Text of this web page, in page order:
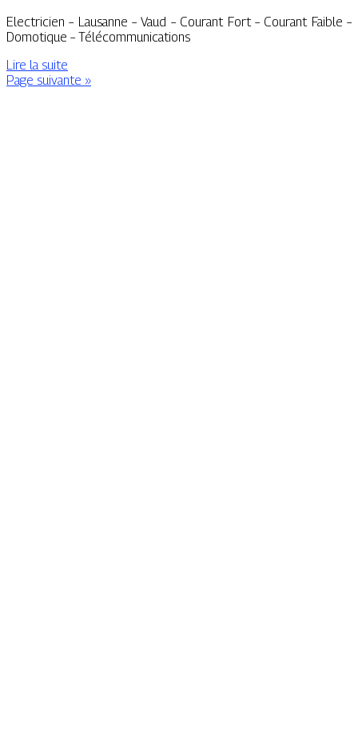
Electricien – Lausanne – Vaud – Courant Fort – Courant Faible –
Domotique – Télécommunications
Lire la suite
Page suivante »